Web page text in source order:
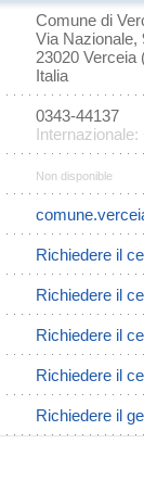
Comune di
Via Nazionale,
23020 Verceia
Italia
0343-44137
Non disponible
Richiedere il
Richiedere il
Richiedere il
Richiedere il
Richiedere il